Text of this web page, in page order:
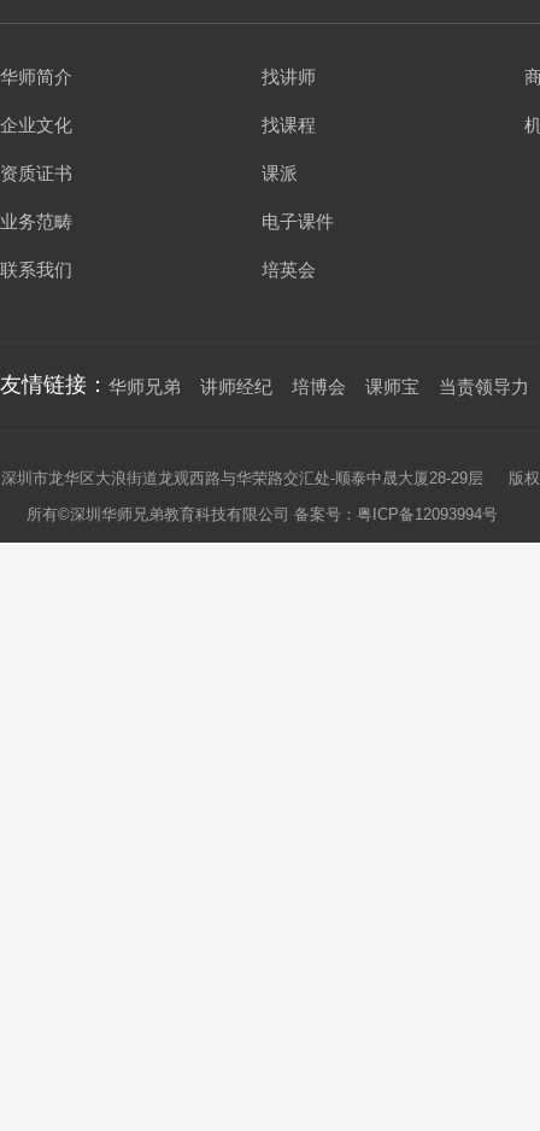
华师简介
企业文化
资质证书
业务范畴
联系我们
找讲师
找课程
课派
电子课件
培英会
友情链接： 华师兄弟 讲师经纪 培博会 课师宝 当责领导力
深圳市龙华区大浪街道龙观西路与华荣路交汇处-顺泰中晟大厦28-29层 版权
所有©深圳华师兄弟教育科技有限公司 备案号： 粤ICP备12093994号